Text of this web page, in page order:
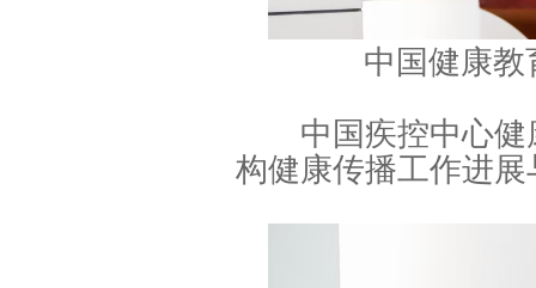
中国健康
中国疾控中心健
构健康传播工作进